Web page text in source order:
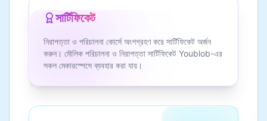
সার্টিফিকেট
নিরাপত্তা ও পরিচালনা কোর্সে অংশগ্রহণ করে সার্টিফিকেট অর্জন
করুন। মৌলিক পরিচালনা ও নিরাপত্তা সার্টিফিকেট Youblob-এর
সকল মেকারস্পেসে ব্যবহার করা যায়।